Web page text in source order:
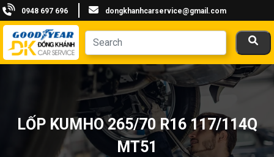
0948 697 696 dongkhanhcarservice@gmail.com
LỐP KUMHO 265/70 R16 117/114Q
MT51